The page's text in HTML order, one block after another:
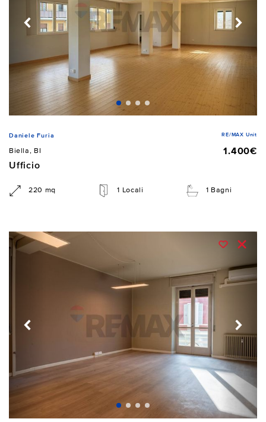
Daniele Furia RE/MAX Unit
Biella, BI
1.400€
Ufficio
220 mq 1 Locali 1 Bagni